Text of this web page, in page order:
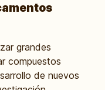
grandes
compuestos
de nuevos